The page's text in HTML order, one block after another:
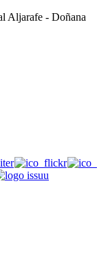
Aljarafe - Doñana